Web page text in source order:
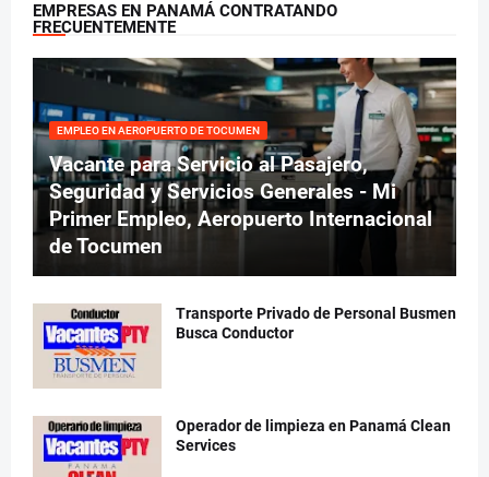
EMPRESAS EN PANAMÁ CONTRATANDO
FRECUENTEMENTE
EMPLEO EN AEROPUERTO DE TOCUMEN
Vacante para Servicio al Pasajero,
Seguridad y Servicios Generales - Mi
Primer Empleo, Aeropuerto Internacional
de Tocumen
Transporte Privado de Personal Busmen
Busca Conductor
Operador de limpieza en Panamá Clean
Services